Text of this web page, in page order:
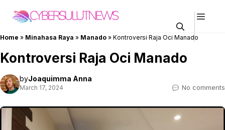
Home » Minahasa Raya » Manado » Kontroversi Raja Oci Manado
Kontroversi Raja Oci Manado
byJoaquimma Anna
March 17, 2024 No comments